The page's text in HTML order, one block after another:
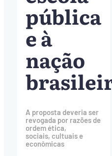
pública
e à
nação
A proposta deveria ser
revogada por razões de
ordem ética,
sociais, cultuais e
econômicas